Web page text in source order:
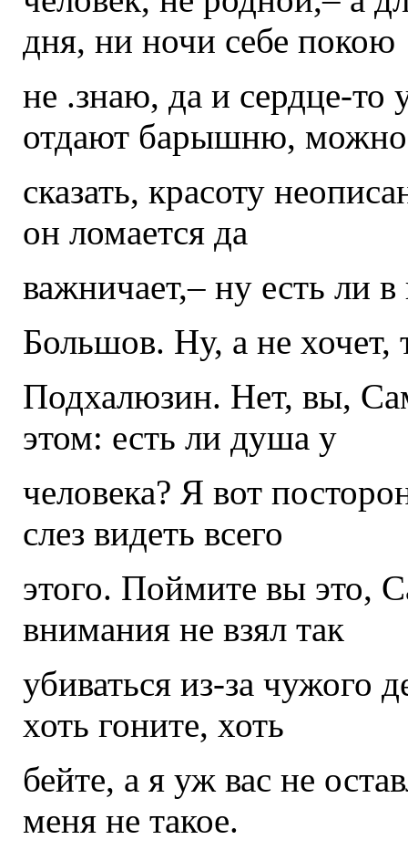
дня, ни ночи себе покою
не .знаю, да и сердце-то
отдают барышню, можно
сказать, красоту
он ломается да
важничает,– ну есть ли
Большов. Ну, а не хочет,
Подхалюзин. Нет, вы,
этом: есть ли душа у
человека? Я вот
слез видеть всего
этого. Поймите вы это,
внимания не взял так
убиваться из-за чужого
хоть гоните, хоть
бейте, а я уж вас не
меня не такое.